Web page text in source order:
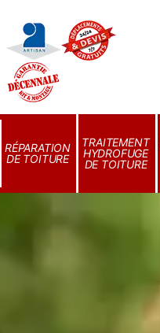
RÉPARATION
DE TOITURE
TRAITEMENT
HYDROFUGE
DE TOITURE